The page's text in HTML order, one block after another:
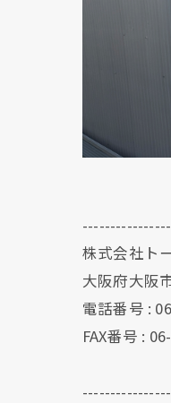
株式会社ト
大阪府大阪
電話番号 :
FAX番号 :